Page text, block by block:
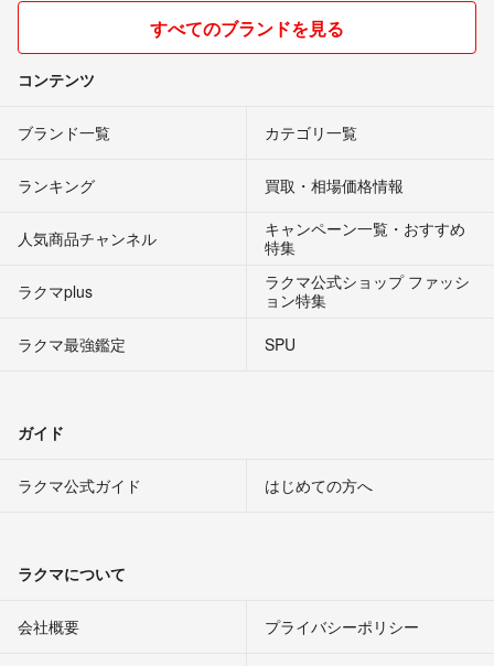
すべてのブランドを見る
コンテンツ
ブランド一覧 カテゴリ一覧
ランキング 買取・相場価格情報
人気商品チャンネル
キャンペーン一覧・おすすめ
特集
ラクマplus
ラクマ公式ショップ ファッシ
ョン特集
ラクマ最強鑑定
SPU
ガイド
ラクマ公式ガイド はじめての方へ
ラクマについて
会社概要 プライバシーポリシー